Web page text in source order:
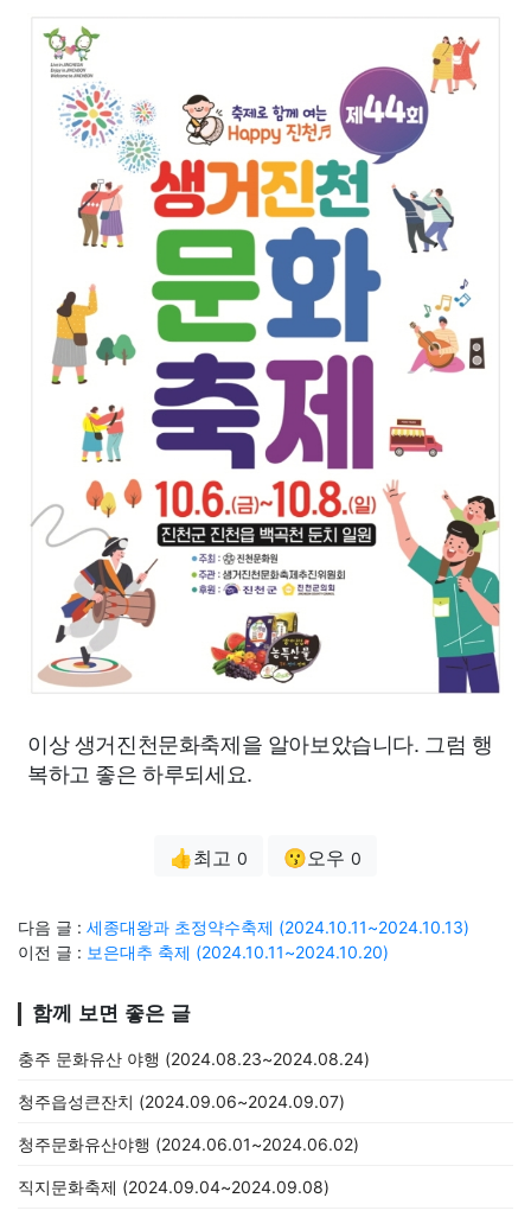
이상 생거진천문화축제을 알아보았습니다. 그럼 행
복하고 좋은 하루되세요.
👍최고 0 😗오우 0
다음 글 : 세종대왕과 초정약수축제 (2024.10.11~2024.10.13)
이전 글 : 보은대추 축제 (2024.10.11~2024.10.20)
함께 보면 좋은 글
충주 문화유산 야행 (2024.08.23~2024.08.24)
청주읍성큰잔치 (2024.09.06~2024.09.07)
청주문화유산야행 (2024.06.01~2024.06.02)
직지문화축제 (2024.09.04~2024.09.08)